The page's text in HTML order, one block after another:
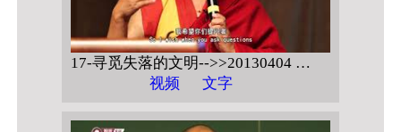
17-寻觅失落的文明-->>20130404 美国乔治华盛顿大学 【藏地幸福密码 问答】
视频
文字